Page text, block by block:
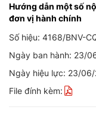
Hướng dẫn một số
đơn vị hành chính
Số hiệu: 4168/BNV-
Ngày ban hành: 23/
Ngày hiệu lực: 23/
File đính kèm: